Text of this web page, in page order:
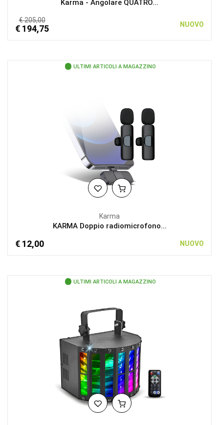
Karma - Angolare QUATRO...
€ 205,00
€ 194,75 NUOVO
ULTIMI ARTICOLI A MAGAZZINO
Karma
KARMA Doppio radiomicrofono...
€ 12,00 NUOVO
ULTIMI ARTICOLI A MAGAZZINO